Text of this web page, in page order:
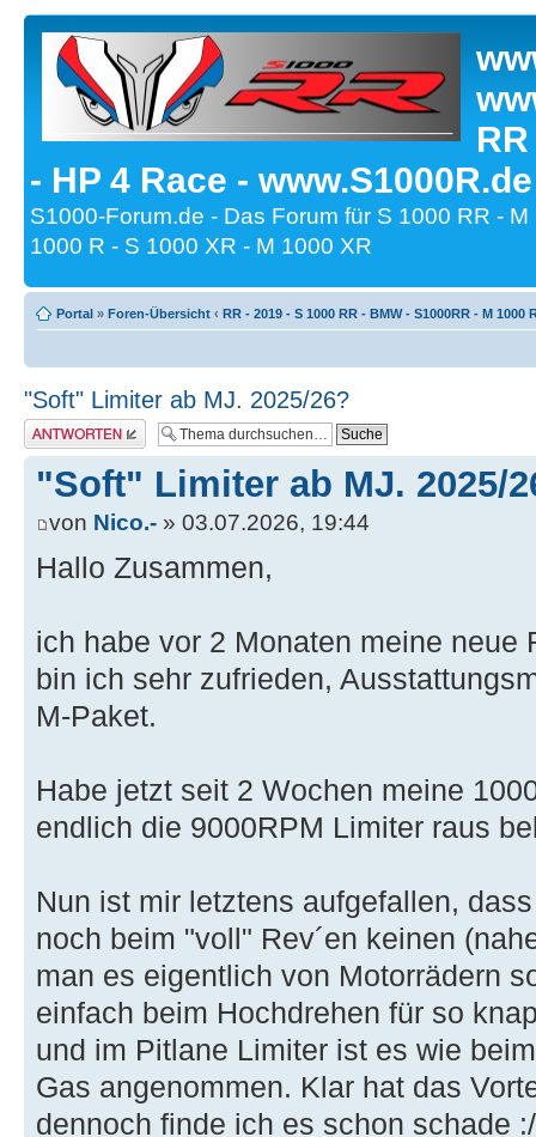
- HP 4 Race -
S1000-Forum.de - Das Forum für S 1000 RR -
1000 R - S 1000 XR - M 1000 XR
Portal » Foren-Übersicht ‹ RR - 2019 - S 1000 RR - BMW - S1000RR - M 1000
"Soft" Limiter ab MJ. 2025/26?
Antwort erstellen
"Soft" Limiter ab MJ. 2025/
von Nico.- » 03.07.2026, 19:44
Hallo Zusammen,
ich habe vor 2 Monaten meine neue
bin ich sehr zufrieden,
M-Paket.
Habe jetzt seit 2 Wochen meine
endlich die 9000RPM Limiter raus
Nun ist mir letztens aufgefallen,
noch beim "voll" Rev´en keinen
man es eigentlich von Motorrädern
einfach beim Hochdrehen für so
und im Pitlane Limiter ist es wie
Gas angenommen. Klar hat das
dennoch finde ich es schon schade :/